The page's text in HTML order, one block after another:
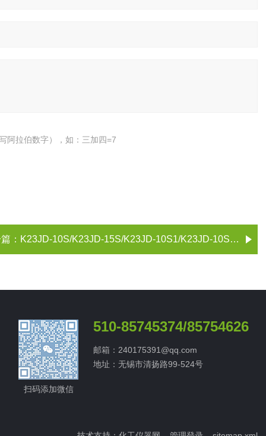
阿拉伯数字），如：三加四=7
： K23JD-10S/K23JD-15S/K23JD-10S1/K23JD-10S2/电焊机电磁阀 无锡市气动元件总厂
扫码添加微信
510-85745374/85754626
邮箱：240175391@qq.com
地址：无锡市清扬路99-524号